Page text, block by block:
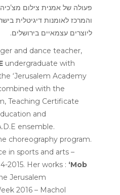
פעולה של אמנית צילום
והמרכז לאומנות דיגיטלית
ליוצרים עצמאיים בירושלים.
and dance teacher,
undergraduate with
‘Jerusalem Academy
with the
Teaching Certificate
and
ensemble.
choreography program.
in sports and arts –
2015. Her works : ‘Mob
Jerusalem
2016 – Machol